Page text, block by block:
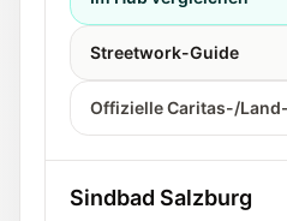
Streetwork-Guide
Offizielle Caritas-/
Sindbad Salzburg